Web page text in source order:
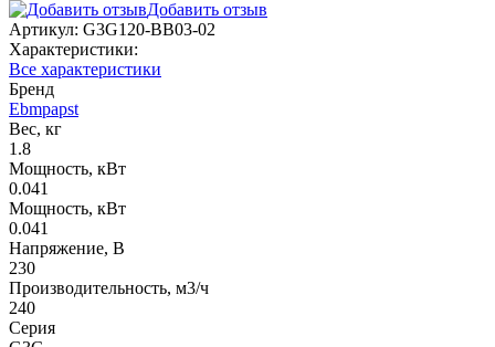
Добавить отзыв
Артикул: G3G120-BB03-02
Характеристики:
Все характеристики
Бренд
Ebmpapst
Вес, кг
1.8
Мощность, кВт
0.041
Мощность, кВт
0.041
Напряжение, В
230
Производительность, м3/ч
240
Серия